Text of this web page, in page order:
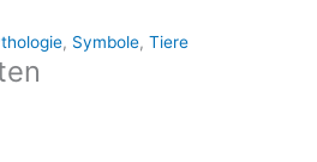
, Symbole, Tiere